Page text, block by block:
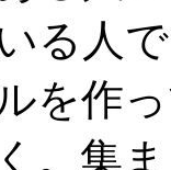
る人
を作
。集